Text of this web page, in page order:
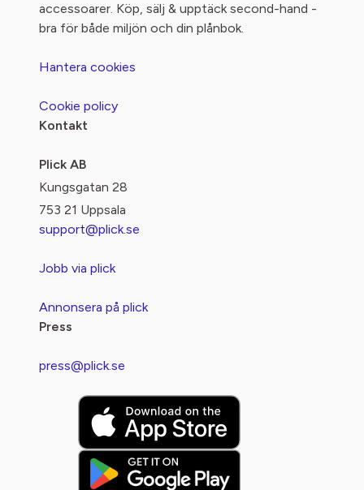
accessoarer. Köp, sälj & upptäck second-hand -
bra för både miljön och din plånbok.
Hantera cookies
Cookie policy
Kontakt
Plick AB
Kungsgatan 28
753 21 Uppsala
support@plick.se
Jobb via plick
Annonsera på plick
Press
press@plick.se